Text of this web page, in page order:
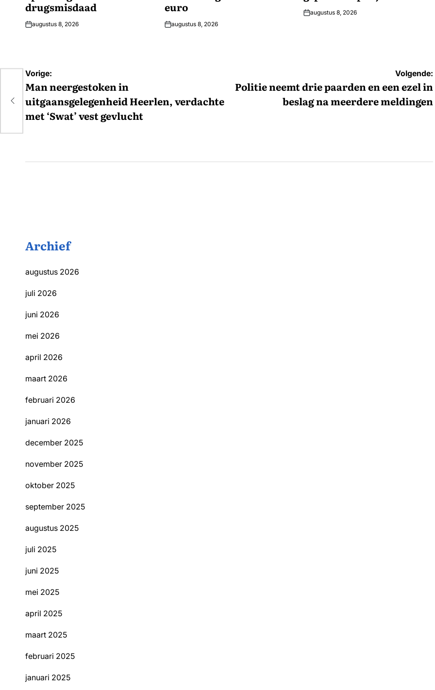
drugsmisdaad
augustus 8, 2026
euro
augustus 8, 2026
augustus 8, 2026
Bericht
navigatie
Vorige:
Man neergestoken in
uitgaansgelegenheid Heerlen, verdachte
met ‘Swat’ vest gevlucht
Volgende:
Politie neemt drie paarden en een ezel in
beslag na meerdere meldingen
Archief
augustus 2026
juli 2026
juni 2026
mei 2026
april 2026
maart 2026
februari 2026
januari 2026
december 2025
november 2025
oktober 2025
september 2025
augustus 2025
juli 2025
juni 2025
mei 2025
april 2025
maart 2025
februari 2025
januari 2025